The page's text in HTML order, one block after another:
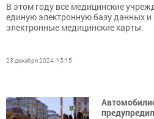
В этом году все медицинские
единую электронную базу данных и
электронные медицинские карты.
23 декабря 2024, 15:15